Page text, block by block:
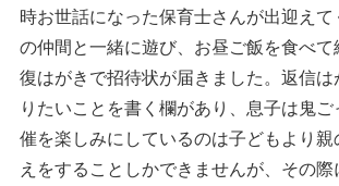
時お世話になった保育士さんが出迎え
の仲間と一緒に遊び、お昼ご飯を食べ
復はがきで招待状が届きました。返信
りたいことを書く欄があり、息子は鬼
催を楽しみにしているのは子どもより親
えをすることしかできませんが、その